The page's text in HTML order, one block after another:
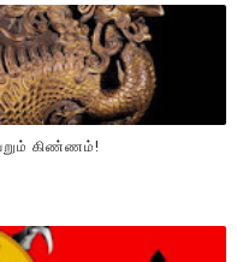
கிண்ணம்!